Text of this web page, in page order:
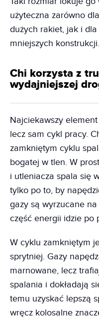
użyteczna zarówno
dużych rakiet, jak i
mniejszych konstrukcji.
Chi korzysta z
wydajniejszej
Najciekawszy
lecz sam cykl pracy.
zamkniętym cyklu
bogatej w tlen. W
i utleniacza spala się
tylko po to, by
gazy są wyrzucane na
część energii idzie po
W cyklu zamkniętym
sprytniej. Gazy
marnowane, lecz
spalania i dokładają
temu uzyskać lepszą
wręcz kolosalne